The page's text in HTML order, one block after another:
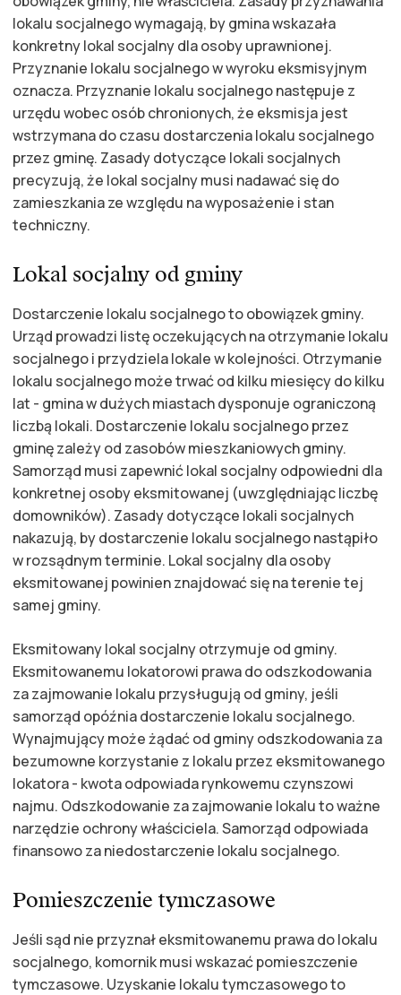
lokalu socjalnego wymagają, by gmina wskazała
konkretny lokal socjalny dla osoby uprawnionej.
Przyznanie lokalu socjalnego w wyroku eksmisyjnym
oznacza. Przyznanie lokalu socjalnego następuje z
urzędu wobec osób chronionych, że eksmisja jest
wstrzymana do czasu dostarczenia lokalu socjalnego
przez gminę. Zasady dotyczące lokali socjalnych
precyzują, że lokal socjalny musi nadawać się do
zamieszkania ze względu na wyposażenie i stan
techniczny.
Lokal socjalny od gminy
Dostarczenie lokalu socjalnego to obowiązek gminy.
Urząd prowadzi listę oczekujących na otrzymanie lokalu
socjalnego i przydziela lokale w kolejności. Otrzymanie
lokalu socjalnego może trwać od kilku miesięcy do kilku
lat - gmina w dużych miastach dysponuje ograniczoną
liczbą lokali. Dostarczenie lokalu socjalnego przez
gminę zależy od zasobów mieszkaniowych gminy.
Samorząd musi zapewnić lokal socjalny odpowiedni dla
konkretnej osoby eksmitowanej (uwzględniając liczbę
domowników). Zasady dotyczące lokali socjalnych
nakazują, by dostarczenie lokalu socjalnego nastąpiło
w rozsądnym terminie. Lokal socjalny dla osoby
eksmitowanej powinien znajdować się na terenie tej
samej gminy.
Eksmitowany lokal socjalny otrzymuje od gminy.
Eksmitowanemu lokatorowi prawa do odszkodowania
za zajmowanie lokalu przysługują od gminy, jeśli
samorząd opóźnia dostarczenie lokalu socjalnego.
Wynajmujący może żądać od gminy odszkodowania za
bezumowne korzystanie z lokalu przez eksmitowanego
lokatora - kwota odpowiada rynkowemu czynszowi
najmu. Odszkodowanie za zajmowanie lokalu to ważne
narzędzie ochrony właściciela. Samorząd odpowiada
finansowo za niedostarczenie lokalu socjalnego.
Pomieszczenie tymczasowe
Jeśli sąd nie przyznał eksmitowanemu prawa do lokalu
socjalnego, komornik musi wskazać pomieszczenie
tymczasowe. Uzyskanie lokalu tymczasowego to